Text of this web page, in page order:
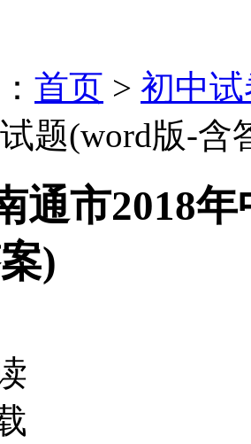
首页 > 初中
题(word版-含
通市2018
)